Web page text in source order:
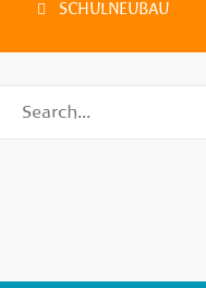
SCHULNEUBAU